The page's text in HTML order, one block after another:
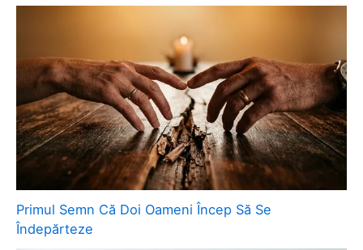
Primul Semn Că Doi Oameni Încep Să Se
Îndepărteze